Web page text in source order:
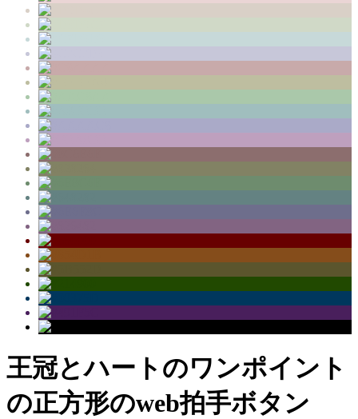
王冠とハートのワンポイント
の正方形のweb拍手ボタン